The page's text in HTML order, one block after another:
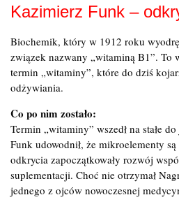
Kazimierz Funk –
Biochemik, który w 1912 roku
związek nazwany „witaminą B1”. To
termin „witaminy”, które do dziś
odżywiania.
Co po nim zostało:
Termin „witaminy” wszedł na stałe
Funk udowodnił, że mikroelementy
odkrycia zapoczątkowały rozwój
suplementacji. Choć nie otrzymał
jednego z ojców nowoczesnej